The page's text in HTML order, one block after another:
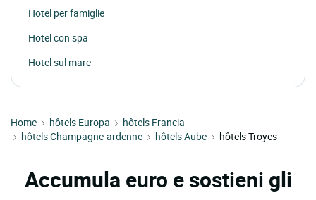
Hotel per famiglie
Hotel con spa
Hotel sul mare
Home hôtels Europa
hôtels Francia
hôtels Champagne-ardenne
hôtels Aube hôtels Troyes
Accumula euro e sostieni gli